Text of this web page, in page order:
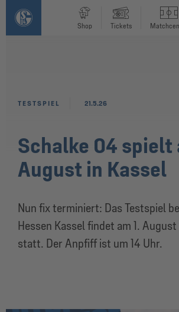
Shop Tickets
Schalke 04 spielt
August in Kassel
Nun fix terminiert: Das Testspiel
Hessen Kassel findet am 1.
statt. Der Anpfiff ist um 14 Uhr.
TESTSPIEL 21.5.26